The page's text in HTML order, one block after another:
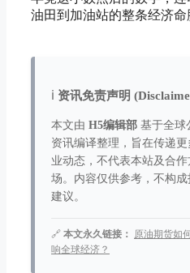
油田到加油站的整条经济命
ℹ️ 资讯免责声明
本文由 H5编辑部 基于全球
资讯编译整理，旨在传递更
业动态，不代表本站及合作
场。内容仅供参考，不构成
建议。
🔗 本文永久链接：
原油期货如
响全球经济？